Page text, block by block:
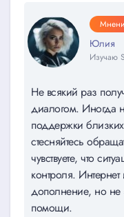
Юлия
Изучаю
Не всякий раз
диалогом. Иногда
поддержки
стесняйтесь
чувствуете, что
контроля.
дополнение, но
помощи.